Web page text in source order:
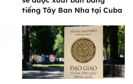
tiếng Tây Ban Nha tại Cuba